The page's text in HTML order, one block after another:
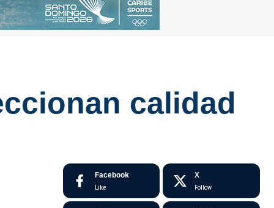
calidad
Facebook
Like
X
Follow